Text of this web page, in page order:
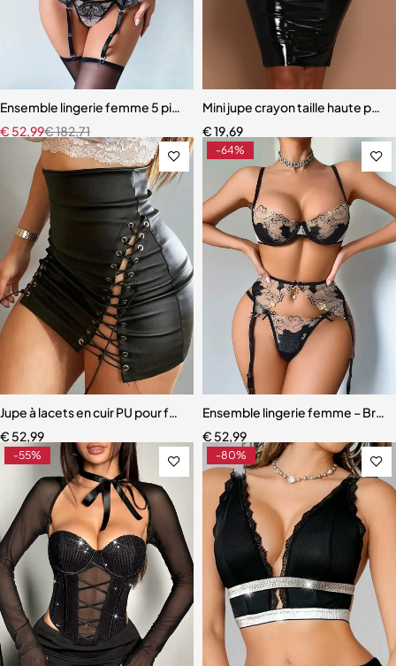
Ensemble lingerie femme 5 pièces – Dentelle brodée florale avec
€182,71
€ 52,99
Mini jupe crayon taille haute
€19,69
Jupe à lacets en cuir PU pour femme
€ 52,99
-64%
Ensemble lingerie femme –
€ 52,99
-55% -80%